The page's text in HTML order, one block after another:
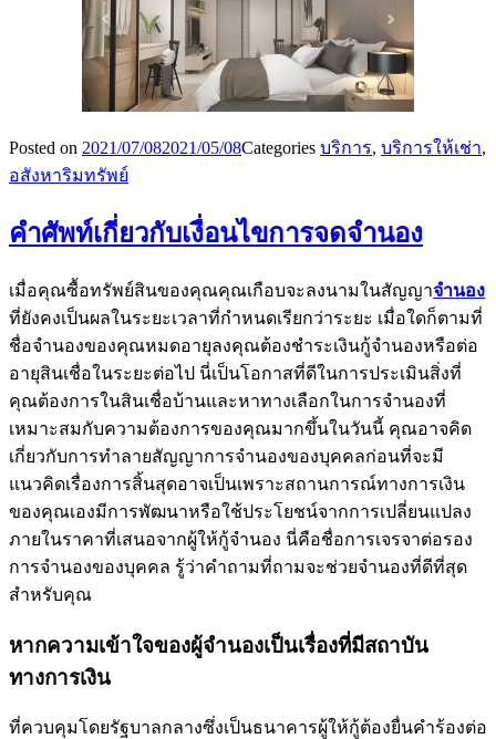
Posted on 2021/07/082021/05/08Categories บริการ, บริการให้เช่า,
อสังหาริมทรัพย์
คำศัพท์เกี่ยวกับเงื่อนไขการจดจำนอง
เมื่อคุณซื้อทรัพย์สินของคุณคุณเกือบจะลงนามในสัญญาจำนอง
ที่ยังคงเป็นผลในระยะเวลาที่กำหนดเรียกว่าระยะ เมื่อใดก็ตามที่
ชื่อจำนองของคุณหมดอายุลงคุณต้องชำระเงินกู้จำนองหรือต่อ
อายุสินเชื่อในระยะต่อไป นี่เป็นโอกาสที่ดีในการประเมินสิ่งที่
คุณต้องการในสินเชื่อบ้านและหาทางเลือกในการจำนองที่
เหมาะสมกับความต้องการของคุณมากขึ้นในวันนี้ คุณอาจคิด
เกี่ยวกับการทำลายสัญญาการจำนองของบุคคลก่อนที่จะมี
แนวคิดเรื่องการสิ้นสุดอาจเป็นเพราะสถานการณ์ทางการเงิน
ของคุณเองมีการพัฒนาหรือใช้ประโยชน์จากการเปลี่ยนแปลง
ภายในราคาที่เสนอจากผู้ให้กู้จำนอง นี่คือชื่อการเจรจาต่อรอง
การจำนองของบุคคล รู้ว่าคำถามที่ถามจะช่วยจำนองที่ดีที่สุด
สำหรับคุณ
หากความเข้าใจของผู้จำนองเป็นเรื่องที่มีสถาบัน
ทางการเงิน
ที่ควบคุมโดยรัฐบาลกลางซึ่งเป็นธนาคารผู้ให้กู้ต้องยื่นคำร้องต่อ